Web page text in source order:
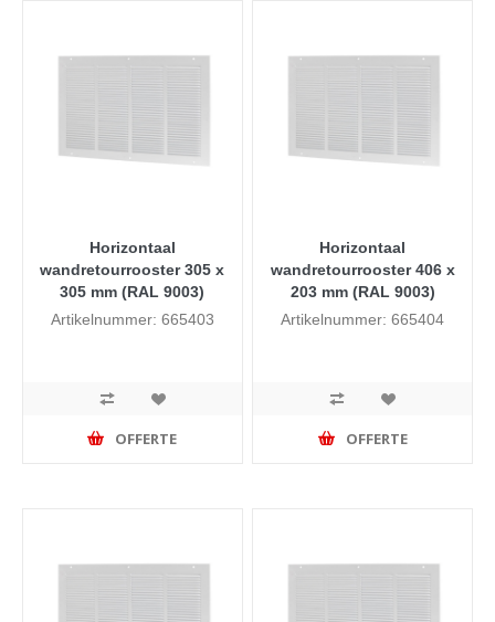
Horizontaal
wandretourrooster 305 x
305 mm (RAL 9003)
Artikelnummer: 665403
OFFERTE
Horizontaal
wandretourrooster 406 x
203 mm (RAL 9003)
Artikelnummer: 665404
OFFERTE